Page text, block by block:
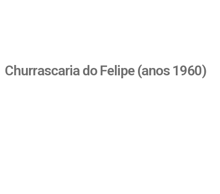
Churrascaria do Felipe (anos 1960)